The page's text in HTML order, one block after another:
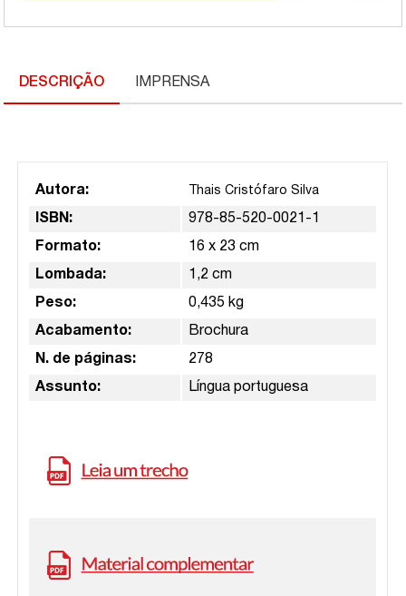
DESCRIÇÃO IMPRENSA
Autora: Thais Cristófaro Silva
ISBN: 978-85-520-0021-1
Formato: 16 x 23 cm
Lombada: 1,2 cm
Peso: 0,435 kg
Acabamento: Brochura
N. de páginas: 278
Assunto: Língua portuguesa